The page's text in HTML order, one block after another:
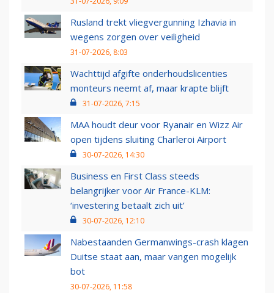
Rusland trekt vliegvergunning Izhavia in
wegens zorgen over veiligheid
31-07-2026, 8:03
Wachttijd afgifte onderhoudslicenties
monteurs neemt af, maar krapte blijft
31-07-2026, 7:15
MAA houdt deur voor Ryanair en Wizz Air
open tijdens sluiting Charleroi Airport
30-07-2026, 14:30
Business en First Class steeds
belangrijker voor Air France-KLM:
‘investering betaalt zich uit’
30-07-2026, 12:10
Nabestaanden Germanwings-crash klagen
Duitse staat aan, maar vangen mogelijk
bot
30-07-2026, 11:58